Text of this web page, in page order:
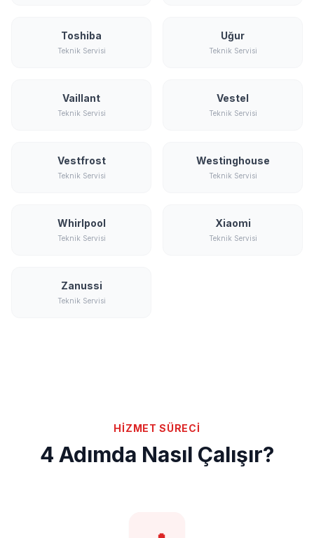
Toshiba
Teknik Servisi
Uğur
Teknik Servisi
Vaillant
Teknik Servisi
Vestel
Teknik Servisi
Vestfrost
Teknik Servisi
Westinghouse
Teknik Servisi
Whirlpool
Teknik Servisi
Xiaomi
Teknik Servisi
Zanussi
Teknik Servisi
HİZMET SÜRECİ
4 Adımda Nasıl Çalışır?